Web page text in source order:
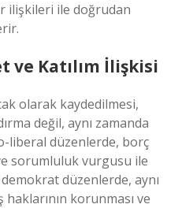
ilişkileri ile doğrudan
ve Katılım İlişkisi
olarak kaydedilmesi,
değil, aynı zamanda
liberal düzenlerde, borç
sorumluluk vurgusu ile
düzenlerde, aynı
korunması ve